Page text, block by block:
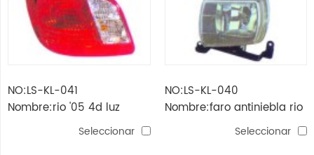
NO:LS-KL-041
Nombre:rio '05 4d luz
Seleccionar
NO:LS-KL-040
Nombre:faro antiniebla rio
Seleccionar